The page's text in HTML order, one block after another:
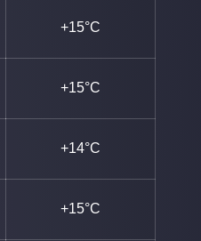
+15°C
+15°C
+14°C
+15°C